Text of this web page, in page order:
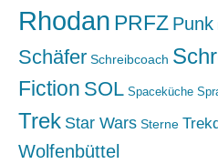
Rhodan PRFZ Punk
Schäfer Schreibcoach
Fiction SOL Spaceküche
Trek Star Wars Sterne
Wolfenbüttel